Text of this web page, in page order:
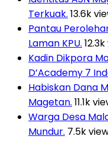
Terkuak. 13.6k
Pantau
Laman KPU.
Kadin Dikpora
D’Academy 7
Habiskan Dana
Magetan. 11.1k
Warga Desa
Mundur. 7.5k